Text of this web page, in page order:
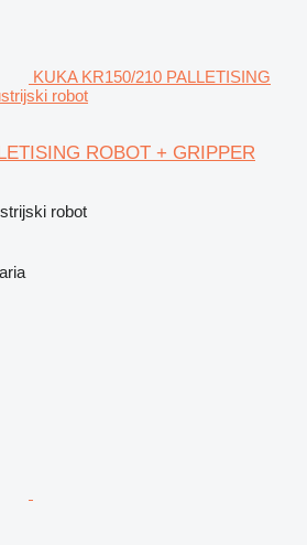
KUKA KR150/210 PALLETISING
robot
ROBOT + GRIPPER
robot